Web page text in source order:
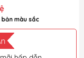
màu sắc